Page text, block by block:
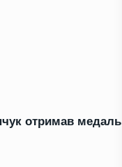
отримав медаль